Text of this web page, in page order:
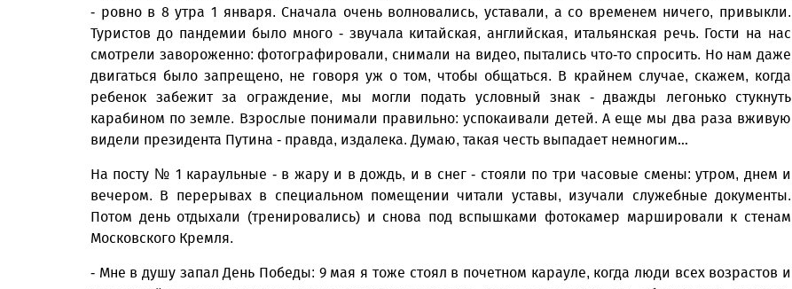
- ровно в 8 утра 1 января. Сначала очень волновались, уставали, а со временем ничего, привыкли.
Туристов до пандемии было много - звучала китайская, английская, итальянская речь. Гости на нас
смотрели завороженно: фотографировали, снимали на видео, пытались что-то спросить. Но нам даже
двигаться было запрещено, не говоря уж о том, чтобы общаться. В крайнем случае, скажем, когда
ребенок забежит за ограждение, мы могли подать условный знак - дважды легонько стукнуть
карабином по земле. Взрослые понимали правильно: успокаивали детей. А еще мы два раза вживую
видели президента Путина - правда, издалека. Думаю, такая честь выпадает немногим…
На посту № 1 караульные - в жару и в дождь, и в снег - стояли по три часовые смены: утром, днем и
вечером. В перерывах в специальном помещении читали уставы, изучали служебные документы.
Потом день отдыхали (тренировались) и снова под вспышками фотокамер маршировали к стенам
Московского Кремля.
- Мне в душу запал День Победы: 9 мая я тоже стоял в почетном карауле, когда люди всех возрастов и